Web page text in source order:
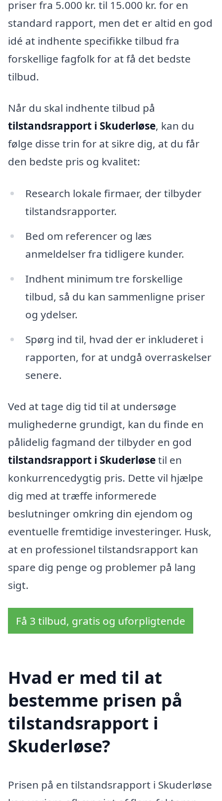
priser fra 5.000 kr. til 15.000 kr. for en
standard rapport, men det er altid en god
idé at indhente specifikke tilbud fra
forskellige fagfolk for at få det bedste
tilbud.
Når du skal indhente tilbud på
tilstandsrapport i Skuderløse, kan du
følge disse trin for at sikre dig, at du får
den bedste pris og kvalitet:
Research lokale firmaer, der tilbyder
tilstandsrapporter.
Bed om referencer og læs
anmeldelser fra tidligere kunder.
Indhent minimum tre forskellige
tilbud, så du kan sammenligne priser
og ydelser.
Spørg ind til, hvad der er inkluderet i
rapporten, for at undgå overraskelser
senere.
Ved at tage dig tid til at undersøge
mulighederne grundigt, kan du finde en
pålidelig fagmand der tilbyder en god
tilstandsrapport i Skuderløsetil en
konkurrencedygtig pris. Dette vil hjælpe
dig med at træffe informerede
beslutninger omkring din ejendom og
eventuelle fremtidige investeringer. Husk,
at en professionel tilstandsrapport kan
spare dig penge og problemer på lang
sigt.
Få 3 tilbud, gratis og uforpligtende
Hvad er med til at
bestemme prisen på
tilstandsrapport i
Skuderløse?
Prisen på en tilstandsrapport i Skuderløse